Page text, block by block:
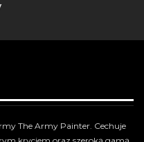
The Army Painter. Cechuje